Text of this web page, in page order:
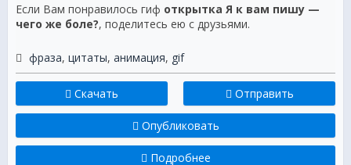
Если Вам понравилось гиф открытка Я к вам пишу —
чего же боле?, поделитесь ею с друзьями.
фраза, цитаты, анимация, gif
Скачать Отправить
Опубликовать
Подробнее